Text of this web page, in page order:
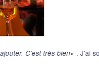
C’est très bien« . J’ai